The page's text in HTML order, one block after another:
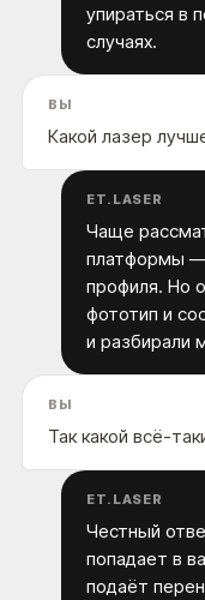
упираться в
случаях.
ВЫ
Какой лазер
ET.LASER
Чаще
платформы —
профиля. Но
фототип и
и разбирали
ВЫ
Так какой всё-
ET.LASER
Честный
попадает в
подаёт